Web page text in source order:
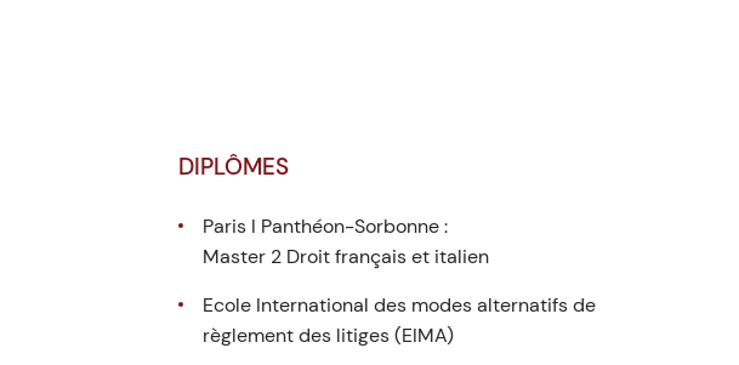
DIPLÔMES
Paris I Panthéon-Sorbonne :
Master 2 Droit français et italien
Ecole International des modes alternatifs de
règlement des litiges (EIMA)